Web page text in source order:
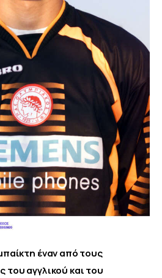
έναν από τους
του αγγλικού και του